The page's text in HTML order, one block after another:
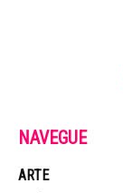
NAVEGUE
ARTE